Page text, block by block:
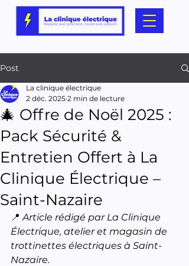
Post
🎄 Offre de Noël 2025 :
Pack Sécurité &
Entretien Offert à La
Clinique Électrique –
Saint-Nazaire
La clinique électrique
2 déc. 2025 2 min de lecture
📍 Article rédigé par La Clinique
Électrique, atelier et magasin de
trottinettes électriques à Saint-
Nazaire.